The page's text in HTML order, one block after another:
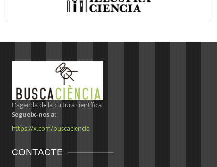
L'agenda de la cultura científica
Segueix-nos a:
https://x.com/buscaciencia
CONTACTE